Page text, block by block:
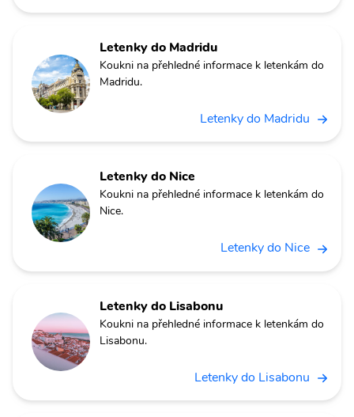
Letenky do Madridu
Koukni na přehledné informace k letenkám do
Madridu.
Letenky do Madridu
Letenky do Nice
Koukni na přehledné informace k letenkám do
Nice.
Letenky do Nice
Letenky do Lisabonu
Koukni na přehledné informace k letenkám do
Lisabonu.
Letenky do Lisabonu